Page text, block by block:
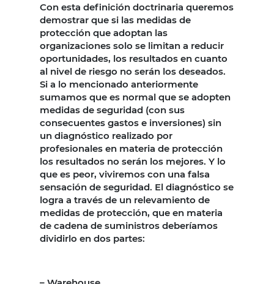
Con esta definición doctrinaria queremos
demostrar que si las medidas de
protección que adoptan las
organizaciones solo se limitan a reducir
oportunidades, los resultados en cuanto
al nivel de riesgo no serán los deseados.
Si a lo mencionado anteriormente
sumamos que es normal que se adopten
medidas de seguridad (con sus
consecuentes gastos e inversiones) sin
un diagnóstico realizado por
profesionales en materia de protección
los resultados no serán los mejores. Y lo
que es peor, viviremos con una falsa
sensación de seguridad. El diagnóstico se
logra a través de un relevamiento de
medidas de protección, que en materia
de cadena de suministros deberíamos
dividirlo en dos partes: